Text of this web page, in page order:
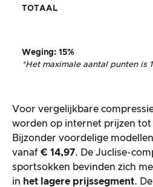
TOTAAL
Weging: 15%
*Het maximale aantal punten is
Voor vergelijkbare
worden op internet prijzen tot
Bijzonder voordelige
vanaf € 14,97. De Juclise-
sportsokken bevinden zich
in het lagere prijssegment. De